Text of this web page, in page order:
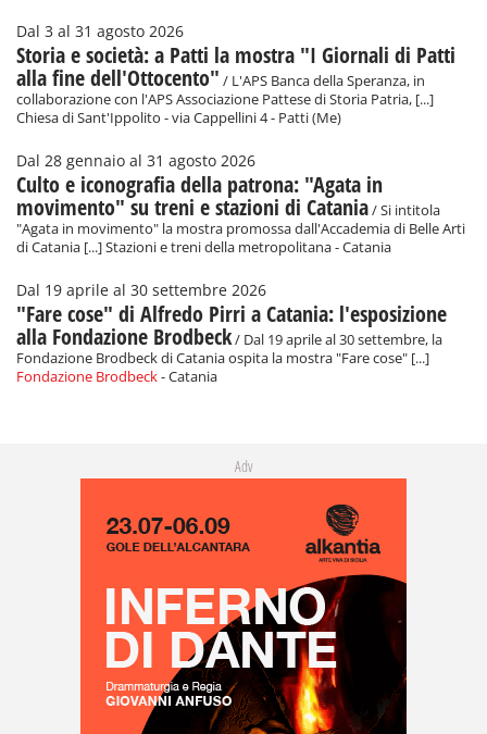
Dal 3 al 31 agosto 2026
Storia e società: a Patti la mostra "I Giornali di Patti
alla fine dell'Ottocento" / L'APS Banca della Speranza, in
collaborazione con l'APS Associazione Pattese di Storia Patria, [...]
Chiesa di Sant'Ippolito - via Cappellini 4 - Patti (Me)
Dal 28 gennaio al 31 agosto 2026
Culto e iconografia della patrona: "Agata in
movimento" su treni e stazioni di Catania/ Si intitola
"Agata in movimento" la mostra promossa dall'Accademia di Belle Arti
di Catania [...] Stazioni e treni della metropolitana - Catania
Dal 19 aprile al 30 settembre 2026
"Fare cose" di Alfredo Pirri a Catania: l'esposizione
alla Fondazione Brodbeck/ Dal 19 aprile al 30 settembre, la
Fondazione Brodbeck di Catania ospita la mostra "Fare cose" [...]
Fondazione Brodbeck- Catania
Adv